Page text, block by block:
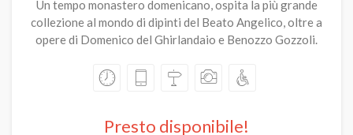
Un tempo monastero domenicano, ospita la più grande
collezione al mondo di dipinti del Beato Angelico, oltre a
opere di Domenico del Ghirlandaio e Benozzo Gozzoli.
Presto disponibile!